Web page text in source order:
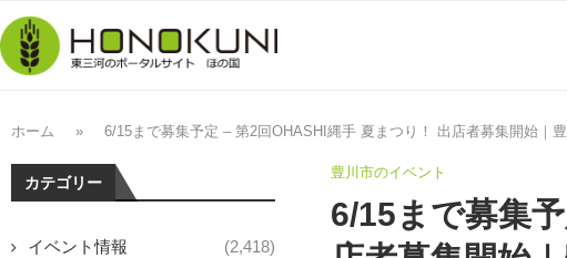
ホーム » 6/15まで募集予定 – 第2回OHASHI縄手 夏まつり！ 出店者募集開始｜豊
豊川市のイベント
6/15まで募集
カテゴリー
イベント情報 (2,418)